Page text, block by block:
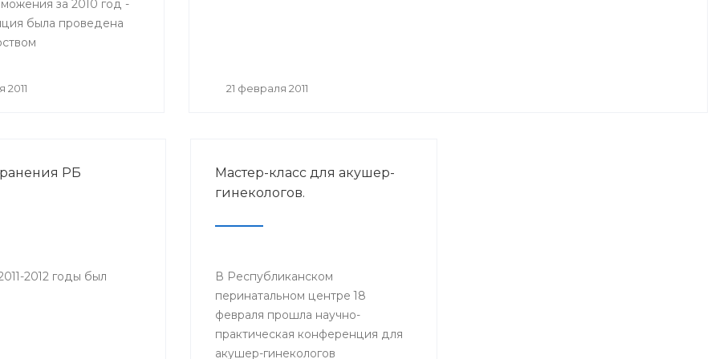
за 2010 год -
была проведена
2011 21 февраля 2011
РБ
2012 годы был
Мастер-класс для акушер-
гинекологов.
В Республиканском
перинатальном центре 18
февраля прошла научно-
практическая конференция для
акушер-гинекологов